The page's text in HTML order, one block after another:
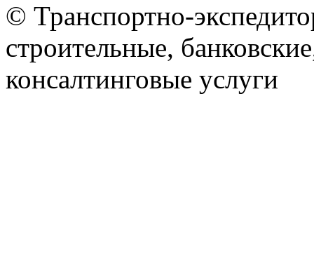
© Транспортно-
строительные,
консалтинговые услуги